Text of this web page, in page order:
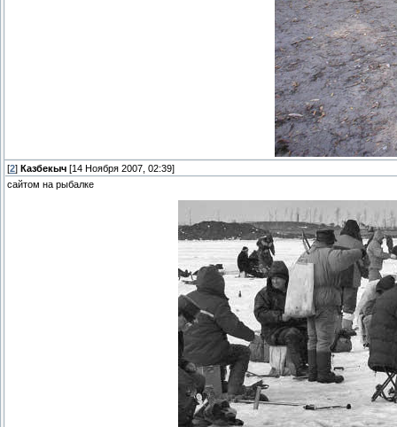
[2] Казбекыч [14 Ноября 2007, 02:39]
сайтом на рыбалке